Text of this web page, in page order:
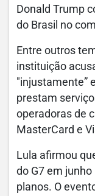
Donald Trump
do Brasil no
Entre outros
instituição
"injustamente”
prestam
operadoras de
MasterCard e
Lula afirmou
do G7 em
planos. O